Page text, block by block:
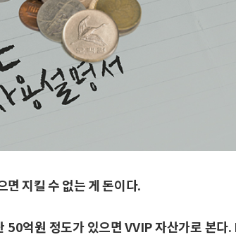
면 지킬 수 없는 게 돈이다.
억원 정도가 있으면 VVIP 자산가로 본다